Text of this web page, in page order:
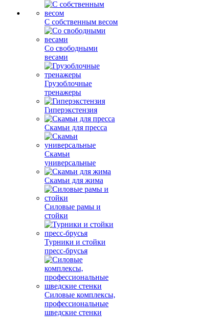
С собственным весом
Со свободными
весами
Грузоблочные
тренажеры
Гиперэкстензия
Скамьи для пресса
Скамьи
универсальные
Скамьи для жима
Силовые рамы и
стойки
Турники и стойки
пресс-брусья
Силовые комплексы,
профессиональные
шведские стенки